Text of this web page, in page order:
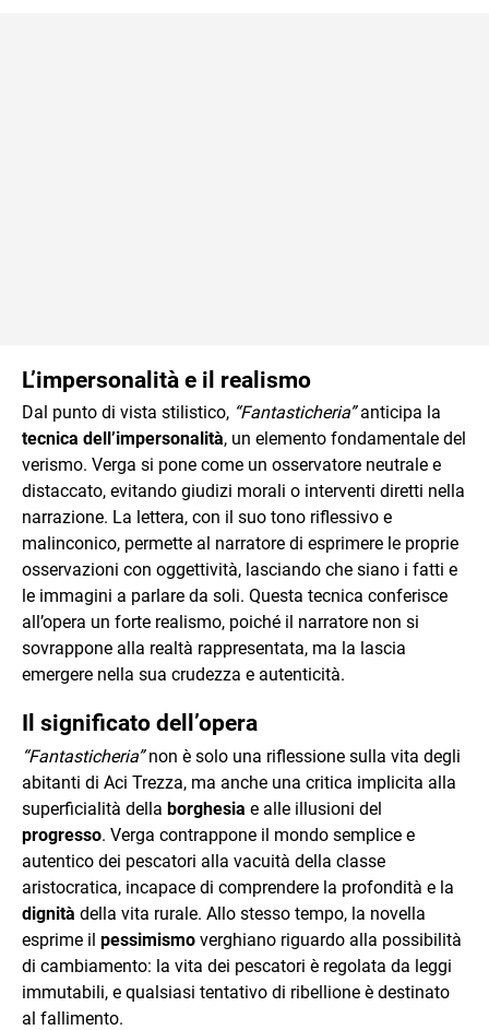
L’impersonalità e il realismo
Dal punto di vista stilistico, “Fantasticheria”anticipa la
tecnica dell’impersonalità, un elemento fondamentale del
verismo. Verga si pone come un osservatore neutrale e
distaccato, evitando giudizi morali o interventi diretti nella
narrazione. La lettera, con il suo tono riflessivo e
malinconico, permette al narratore di esprimere le proprie
osservazioni con oggettività, lasciando che siano i fatti e
le immagini a parlare da soli. Questa tecnica conferisce
all’opera un forte realismo, poiché il narratore non si
sovrappone alla realtà rappresentata, ma la lascia
emergere nella sua crudezza e autenticità.
Il significato dell’opera
“Fantasticheria”non è solo una riflessione sulla vita degli
abitanti di Aci Trezza, ma anche una critica implicita alla
superficialità della borghesia e alle illusioni del
progresso. Verga contrappone il mondo semplice e
autentico dei pescatori alla vacuità della classe
aristocratica, incapace di comprendere la profondità e la
dignità della vita rurale. Allo stesso tempo, la novella
esprime il pessimismo verghiano riguardo alla possibilità
di cambiamento: la vita dei pescatori è regolata da leggi
immutabili, e qualsiasi tentativo di ribellione è destinato
al fallimento.